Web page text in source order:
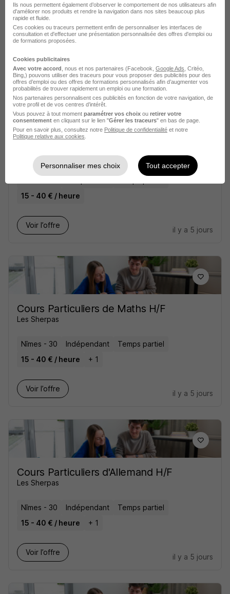
Nîmes - 30
Professeur Particulier de Littérature à
Les Sherpas
15 - 40 € / heure
Voir l’offre
il y a 5 jours
Cours Particuliers de Maths H/F
Les Sherpas
Nîmes - 30 Indépendant
Temps partiel
15 - 40 € / heure
+ 1
Voir l’offre
il y a 5 jours
Cours Particuliers d'Allemand H/F
Les Sherpas
Nîmes - 30 Indépendant
Temps partiel
15 - 40 € / heure
+ 1
Voir l’offre
il y a 5 jours
Ils nous permettent également d’observer le comportement de nos utilisateurs afin
d'améliorer nos produits et rendre la navigation dans nos sites beaucoup plus
rapide et fluide.
Ces cookies ou traceurs permettent enfin de personnaliser les interfaces de
consultation et d'effectuer une présentation personnalisée des offres d'emploi ou
de formations proposées.
Cookies publicitaires
Avec votre accord , nous et nos partenaires (Facebook, Google Ads , Critéo,
Bing,) pouvons utiliser des traceurs pour vous proposer des publicités pour des
offres d’emploi ou des offres de formations personnalisés afin d’augmenter vos
probabilités de trouver rapidement un emploi ou une formation.
Nos partenaires personnalisent ces publicités en fonction de votre navigation, de
votre profil et de vos centres d’intérêt.
Vous pouvez à tout moment paramétrer vos choix ou retirer votre
consentement en cliquant sur le lien "Gérer les traceurs" en bas de page.
Pour en savoir plus, consultez notre Politique de confidentialité et notre
Politique relative aux cookies
Personnaliser mes choix Tout accepter